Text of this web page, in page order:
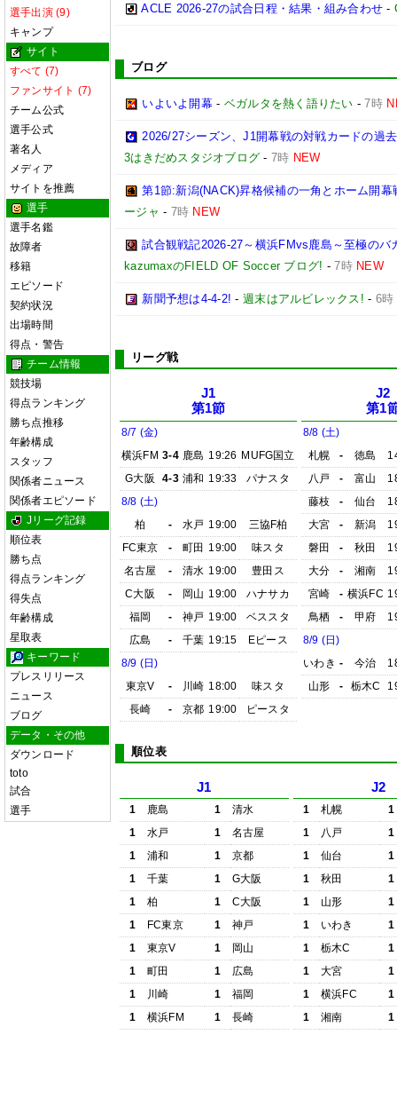
選手出演 (9)
キャンプ
サイト
すべて (7)
ファンサイト (7)
チーム公式
選手公式
著名人
メディア
サイトを推薦
選手
選手名鑑
故障者
移籍
エピソード
契約状況
出場時間
得点・警告
チーム情報
競技場
得点ランキング
勝ち点推移
年齢構成
スタッフ
関係者ニュース
関係者エピソード
Jリーグ記録
順位表
勝ち点
得点ランキング
得失点
年齢構成
星取表
キーワード
プレスリリース
ニュース
ブログ
データ・その他
ダウンロード
toto
試合
選手
ACLE 2026-27の試合日程・結果・組み合わせ -
ブログ
いよいよ開幕- ベガルタを熱く語りたい -7時
2026/27シーズン、J1開幕戦の対戦カードの過
3はきだめスタジオブログ -7時 NEW
第1節:新潟(NACK)昇格候補の一角とホーム開幕
ージャ - 7時 NEW
試合観戦記2026-27～横浜FMvs鹿島～至極の
kazumaxのFIELD OF Soccer ブログ! -7時 NEW
新聞予想は4-4-2! -週末はアルビレックス! - 6時
リーグ戦
J1
第1節
8/7 (金)
横浜FM 3-4 鹿島 19:26 MUFG国立
G大阪
4-3 浦和 19:33
パナスタ
8/8 (土)
柏
- 水戸 19:00
三協F柏
FC東京
- 町田 19:00
味スタ
名古屋
- 清水 19:00
豊田ス
C大阪
- 岡山 19:00
ハナサカ
福岡
- 神戸 19:00
ベススタ
広島
- 千葉 19:15
Eピース
8/9 (日)
東京V
- 川崎 18:00
味スタ
長崎
- 京都 19:00 ピースタ
J2
第1
8/8 (土)
札幌
- 徳島
八戸
- 富山
藤枝
- 仙台
大宮
- 新潟
磐田
- 秋田
大分
- 湘南
宮崎
- 横浜FC
鳥栖
- 甲府
8/9 (日)
いわき - 今治
山形
- 栃木C
順位表
J1
1 鹿島 1
清水
1
水戸 1
名古屋
1
浦和 1
京都
1
千葉 1
G大阪
1
柏 1
C大阪
1
FC東京 1
神戸
1
東京V 1
岡山
1
町田 1
広島
1
川崎 1
福岡
1
横浜FM 1 長崎
J2
1 札幌
1
1
八戸
1
1
仙台
1
1
秋田
1
1
山形
1
1
いわき
1
1
栃木C
1
1
大宮
1
1
横浜FC
1
1
湘南 1